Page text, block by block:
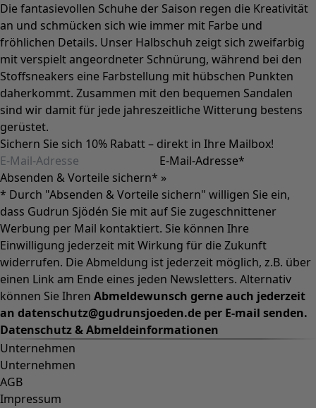
Die fantasievollen Schuhe der Saison regen die Kreativität
an und schmücken sich wie immer mit Farbe und
fröhlichen Details. Unser Halbschuh zeigt sich zweifarbig
mit verspielt angeordneter Schnürung, während bei den
Stoffsneakers eine Farbstellung mit hübschen Punkten
daherkommt. Zusammen mit den bequemen Sandalen
sind wir damit für jede jahreszeitliche Witterung bestens
gerüstet.
Sichern Sie sich 10% Rabatt – direkt in Ihre Mailbox!
E-Mail-Adresse*
Absenden & Vorteile sichern* »
* Durch "Absenden & Vorteile sichern" willigen Sie ein,
dass Gudrun Sjödén Sie mit auf Sie zugeschnittener
Werbung per Mail kontaktiert. Sie können Ihre
Einwilligung jederzeit mit Wirkung für die Zukunft
widerrufen. Die Abmeldung ist jederzeit möglich, z.B. über
einen Link am Ende eines jeden Newsletters. Alternativ
können Sie Ihren Abmeldewunsch gerne auch jederzeit
an datenschutz@gudrunsjoeden.de per E-mail senden.
Datenschutz & Abmeldeinformationen
Unternehmen
Unternehmen
AGB
Impressum